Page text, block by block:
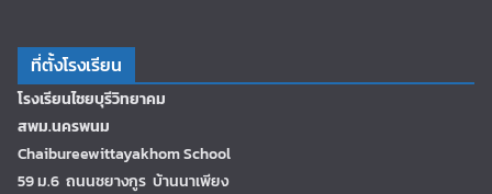
ที่ตั้งโรงเรียน
โรงเรียนไชยบุรีวิทยาคม
สพม.นครพนม
Chaibureewittayakhom School
59 ม.6 ถนนชยางกูร บ้านนาเพียง